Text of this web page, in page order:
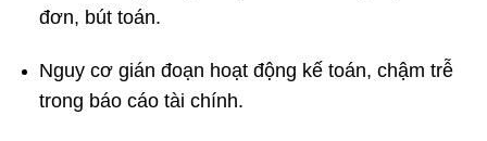
đơn, bút toán.
Nguy cơ gián đoạn hoạt động kế toán, chậm trễ
trong báo cáo tài chính.